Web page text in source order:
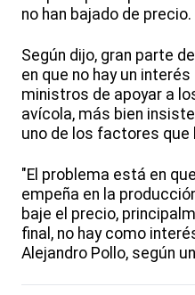
no han bajado de precio.
Según dijo, gran parte
en que no hay un
ministros de apoyar a
avícola, más bien
uno de los factores que
"El problema está en
empeña en la
baje el precio,
final, no hay como
Alejandro Pollo, según